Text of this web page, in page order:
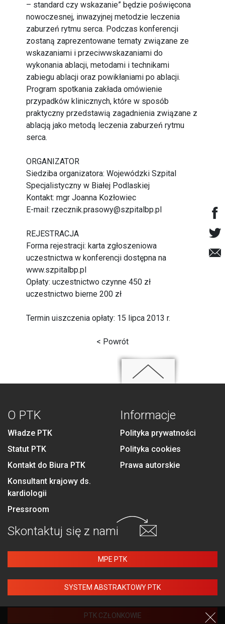
– standard czy wskazanie” będzie poświęcona
nowoczesnej, inwazyjnej metodzie leczenia
zaburzeń rytmu serca. Podczas konferencji
zostaną zaprezentowane tematy związane ze
wskazaniami i przeciwwskazaniami do
wykonania ablacji, metodami i technikami
zabiegu ablacji oraz powikłaniami po ablacji.
Program spotkania zakłada omówienie
przypadków klinicznych, które w sposób
praktyczny przedstawią zagadnienia związane z
ablacją jako metodą leczenia zaburzeń rytmu
serca.
ORGANIZATOR
Siedziba organizatora: Wojewódzki Szpital
Specjalistyczny w Białej Podlaskiej
Kontakt: mgr Joanna Kozłowiec
E-mail:rzecznik.prasowy@szpitalbp.pl
REJESTRACJA
Forma rejestracji: karta zgłoszeniowa
uczestnictwa w konferencji dostępna na
www.szpitalbp.pl
Opłaty: uczestnictwo czynne 450 zł
uczestnictwo bierne 200 zł
Termin uiszczenia opłaty: 15 lipca 2013 r.
< Powrót
O PTK
Władze PTK
Statut PTK
Kontakt do Biura PTK
Konsultant krajowy ds.
kardiologii
Pressroom
Informacje
Polityka prywatności
Polityka cookies
Prawa autorskie
Skontaktuj się z nami
MPE PTK
SYSTEM ABSTRAKTOWY PTK
PTK CZŁONKOWIE